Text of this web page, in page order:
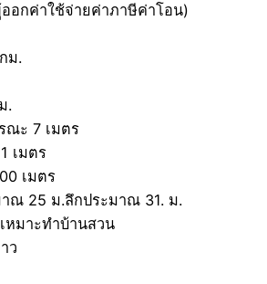
อกค่าใช้จ่ายค่าภาษีค่าโอน)
ม.
.
ณะ 7 เมตร
เมตร
เมตร
ณ 25 ม.ลึกประมาณ 31. ม.
หมาะทำบ้านสวน
ว